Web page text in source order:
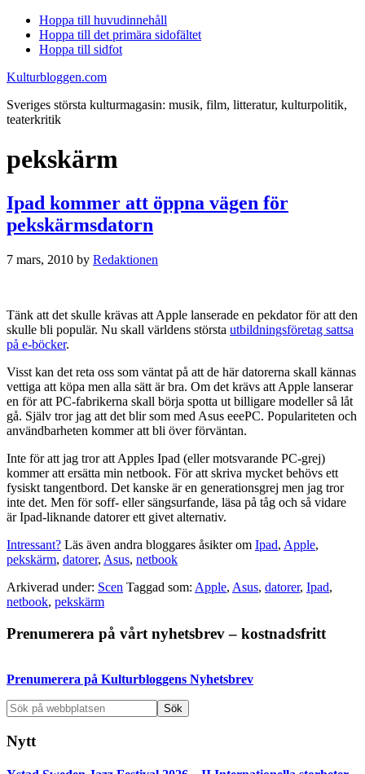
Hoppa till huvudinnehåll
Hoppa till det primära sidofältet
Hoppa till sidfot
Kulturbloggen.com
Sveriges största kulturmagasin: musik, film, litteratur, kulturpolitik,
teaterkritik
pekskärm
Ipad kommer att öppna vägen för
pekskärmsdatorn
7 mars, 2010 by Redaktionen
Tänk att det skulle krävas att Apple lanserade en pekdator för att den
skulle bli populär. Nu skall världens största utbildningsföretag sattsa
på e-böcker.
Visst kan det reta oss som väntat på att de här datorerna skall kännas
vettiga att köpa men alla sätt är bra. Om det krävs att Apple lanserar
en för att PC-fabrikerna skall börja spotta ut billigare modeller så låt
gå. Själv tror jag att det blir som med Asus eeePC. Populariteten och
användbarheten kommer att bli över förväntan.
Inte för att jag tror att Apples Ipad (eller motsvarande PC-grej)
kommer att ersätta min netbook. För att skriva mycket behövs ett
fysiskt tangentbord. Det kanske är en generationsgrej men jag tror
inte det. Men för soff- eller sängsurfande, läsa på tåg och så vidare
är Ipad-liknande datorer ett givet alternativ.
Intressant? Läs även andra bloggares åsikter om Ipad, Apple,
pekskärm, datorer, Asus, netbook
Arkiverad under: Scen Taggad som: Apple, Asus, datorer, Ipad,
netbook, pekskärm
Primärt
Prenumerera på vårt nyhetsbrev – kostnadsfritt
Prenumerera på Kulturbloggens Nyhetsbrev
Sök
på
webbplatsen
Nytt